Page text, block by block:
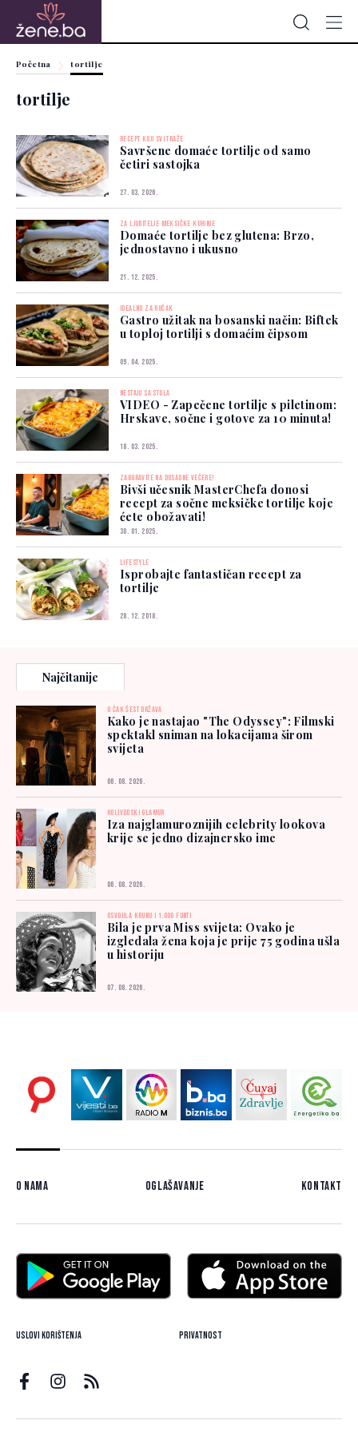
Početna tortilje
tortilje
RECEPT KOJI SVI TRAŽE
Savršene domaće tortilje od samo
četiri sastojka
27. 03. 2026.
ZA LJUBITELJE MEKSIČKE KUHINJE
Domaće tortilje bez glutena: Brzo,
jednostavno i ukusno
21. 12. 2025.
IDEALNO ZA RUČAK
Gastro užitak na bosanski način: Biftek
u toploj tortilji s domaćim čipsom
09. 04. 2025.
NESTAJU SA STOLA
VIDEO - Zapečene tortilje s piletinom:
Hrskave, sočne i gotove za 10 minuta!
18. 03. 2025.
ZABORAVITE NA DOSADNE VEČERE!
Bivši učesnik MasterChefa donosi
recept za sočne meksičke tortilje koje
ćete obožavati!
30. 01. 2025.
LIFESTYLE
Isprobajte fantastičan recept za
tortilje
28. 12. 2018.
Najčitanije
U ČAK ŠEST DRŽAVA
Kako je nastajao "The Odyssey": Filmski
spektakl sniman na lokacijama širom
svijeta
06. 08. 2026.
HOLIVUDSKI GLAMUR
Iza najglamuroznijih celebrity lookova
krije se jedno dizajnersko ime
06. 08. 2026.
OSVOJILA KRUNU I 1.000 FUNTI
Bila je prva Miss svijeta: Ovako je
izgledala žena koja je prije 75 godina ušla
u historiju
07. 08. 2026.
O nama Oglašavanje Kontakt
Uslovi korištenja Privatnost